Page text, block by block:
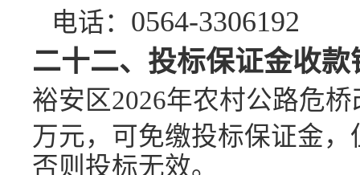
电话： 0564-3306192
二十二、投标保证金收
裕安区2026年农村公路危
万元，可免缴投标保证金
否则投标无效。